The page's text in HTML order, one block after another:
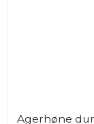
Agerhøne